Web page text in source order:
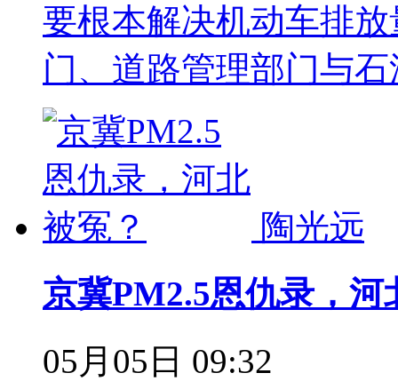
要根本解决机动车排
门、道路管理部门与
陶光远
京冀PM2.5恩仇录，河
05月05日 09:32